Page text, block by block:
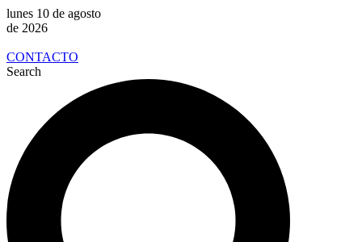
lunes 10 de agosto
de 2026
CONTACTO
Search